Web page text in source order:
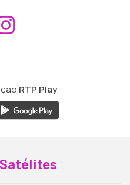
ao
RTP Play